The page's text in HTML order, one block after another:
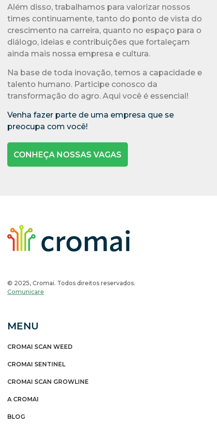
crescimento na carreira, quanto no espaço para o
diálogo, ideias e contribuições que fortaleçam
ainda mais nossa empresa e cultura.
Na base de toda inovação, temos a capacidade e
talento humano. Participe conosco da
transformação do agro. Aqui você é essencial!
Venha fazer parte de uma empresa que se
preocupa com você!
CONHEÇA NOSSAS VAGAS
CROMAI SCAN WEED